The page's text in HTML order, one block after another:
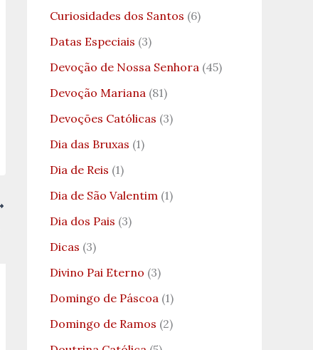
Curiosidades dos Santos (6)
Datas Especiais (3)
Devoção de Nossa Senhora (45)
Devoção Mariana (81)
Devoções Católicas (3)
Dia das Bruxas (1)
Dia de Reis (1)
Dia de São Valentim (1)
Dia dos Pais (3)
Dicas (3)
Divino Pai Eterno (3)
Domingo de Páscoa (1)
Domingo de Ramos (2)